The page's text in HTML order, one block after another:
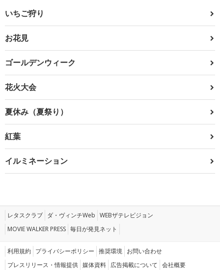
いちご狩り
お花見
ゴールデンウィーク
花火大会
夏休み（夏祭り）
紅葉
イルミネーション
レタスクラブ ダ・ヴィンチWeb WEBザテレビジョン
MOVIE WALKER PRESS 毎日が発見ネット
利用規約 プライバシーポリシー 推奨環境 お問い合わせ
プレスリリース・情報提供 媒体資料 広告掲載について 会社概要